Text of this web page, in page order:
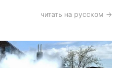
лонгріди
читать на русском →